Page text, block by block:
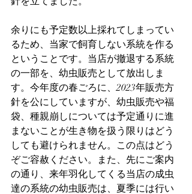
余りにも予定数以上採れてしまってい
るため、当家で飼育しない系統を作る
ということです。当店が撤退する系統
の一部を、幼虫販売として放出しま
す。今年度の春ごろに、2023年販売方
針を公にしていますが、幼虫販売や福
袋、種親崩しについては予定通りに進
まないことが生き物を扱う限りはどう
しても避けられません。この点はどう
ぞご容赦ください。また、先にご案内
の通り、来年羽化してくる当店の成虫
達の系統の幼虫販売は、夏季には行い